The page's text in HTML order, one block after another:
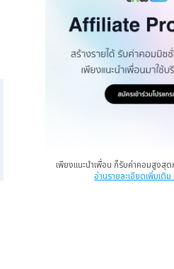
เพียงแนะนำเพื่อน ก็รับค่าคอมสูงสุ
อ่านรายละเอียดเพิ่มเติ